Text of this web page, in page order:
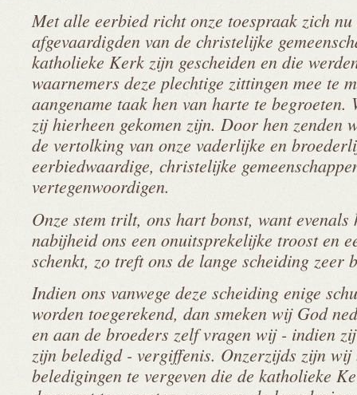
Met alle eerbied richt onze toespraak zich
afgevaardigden van de christelijke
katholieke Kerk zijn gescheiden en die
waarnemers deze plechtige zittingen mee te
aangename taak hen van harte te begroeten.
zij hierheen gekomen zijn. Door hen zenden
de vertolking van onze vaderlijke en
eerbiedwaardige, christelijke
vertegenwoordigen.
Onze stem trilt, ons hart bonst, want evenals
nabijheid ons een onuitsprekelijke troost en
schenkt, zo treft ons de lange scheiding zeer
Indien ons vanwege deze scheiding enige
worden toegerekend, dan smeken wij God
en aan de broeders zelf vragen wij - indien
zijn beledigd - vergiffenis. Onzerzijds zijn wij
beledigingen te vergeven die de katholieke